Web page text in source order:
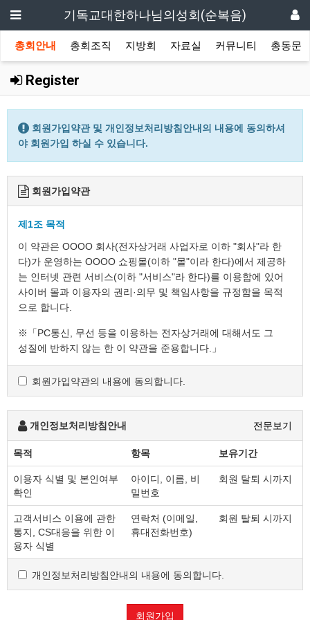
기독교대한하나님의성회(순복음)
총회안내 총회조직 지방회 자료실 커뮤니티 총동문
Register
회원가입약관 및 개인정보처리방침안내의 내용에 동의하셔
야 회원가입 하실 수 있습니다.
회원가입약관
제1조 목적
이 약관은 OOOO 회사(전자상거래 사업자로 이하 "회사"라 한
다)가 운영하는 OOOO 쇼핑몰(이하 "몰"이라 한다)에서 제공하
는 인터넷 관련 서비스(이하 "서비스"라 한다)를 이용함에 있어
사이버 몰과 이용자의 권리·의무 및 책임사항을 규정함을 목적
으로 합니다.
※「PC통신, 무선 등을 이용하는 전자상거래에 대해서도 그
성질에 반하지 않는 한 이 약관을 준용합니다.」
제2조 정의
을 이용자에게 제공하기 위하여 컴퓨터등 정보통신설비를
영업장을 말하며, 아울러 사이버몰을 운영하는 사업자의
의미로도 사용합니다.
"이용자"란 "몰"에 접속하여 이 약관에 따라 "몰"이
제공하는 서비스를 받는 회원 및 비회원을 말합니다.
'회원'이라 함은 “몰”에 회원등록을 한 자로서, 계속적으로
"몰"이 제공하는 서비스를 이용할 수 있는 자를 말합니다.
'비회원'이라 함은 회원에 가입하지 않고 "몰"이 제공하는
서비스를 이용하는 자를 말합니다.
"몰"은 이 약관의 내용과 상호 및 대표자 성명, 영업소
회원가입약관의 내용에 동의합니다.
전문보기
개인정보처리방침안내
목적 항목 보유기간
이용자 식별 및 본인여부
확인
아이디, 이름, 비
밀번호
회원 탈퇴 시까지
고객서비스 이용에 관한
통지, CS대응을 위한 이
용자 식별
연락처 (이메일,
휴대전화번호)
회원 탈퇴 시까지
개인정보처리방침안내의 내용에 동의합니다.
회원가입